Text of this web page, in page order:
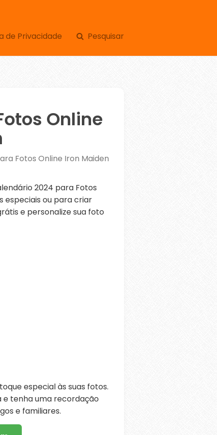
de Privacidade Pesquisar
Online
Fotos Online Iron Maiden
2024 para Fotos
especiais ou para criar
e personalize sua foto
especial às suas fotos.
e tenha uma recordação
e familiares.